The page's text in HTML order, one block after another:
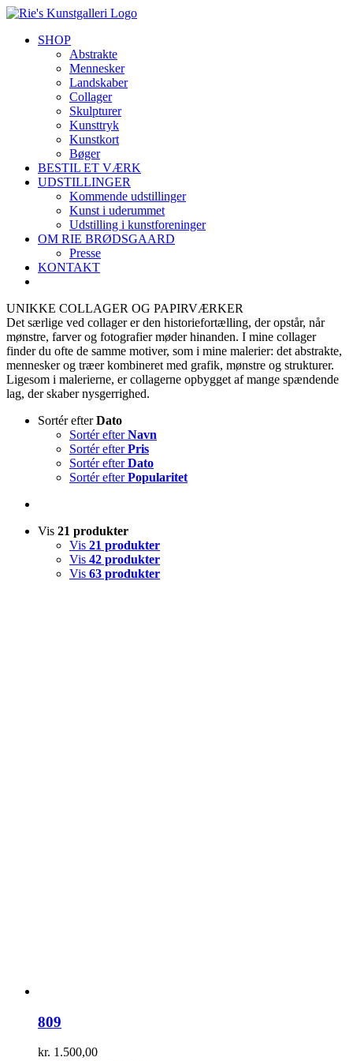
Skip
contentSHOP
Abstrakte
Mennesker
Landskaber
Collager
Skulpturer
Kunsttryk
Kunstkort
Bøger
BESTIL ET VÆRK
UDSTILLINGER
Kommende udstillinger
Kunst i uderummet
Udstilling i kunstforeninger
OM RIE BRØDSGAARD
Presse
KONTAKT
UNIKKE COLLAGER OG PAPIRVÆRKER
Det særlige ved collager er den historiefortælling, der opstår, når
mønstre, farver og fotografier møder hinanden. I mine collager
finder du ofte de samme motiver, som i mine malerier: det abstrakte,
mennesker og træer kombineret med grafik, mønstre og strukturer.
Ligesom i malerierne, er collagerne opbygget af mange spændende
lag, der skaber nysgerrighed.
Sortér efterDato
Sortér efterNavn
Sortér efterPris
Sortér efterDato
Sortér efterPopularitet
Vis 21 produkter
Vis 21 produkter
Vis 42 produkter
Vis 63 produkter
809
kr. 1.500,00